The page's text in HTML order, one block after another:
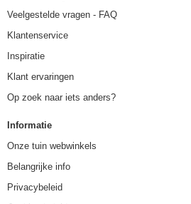
Veelgestelde vragen - FAQ
Klantenservice
Inspiratie
Klant ervaringen
Op zoek naar iets anders?
Informatie
Onze tuin webwinkels
Belangrijke info
Privacybeleid